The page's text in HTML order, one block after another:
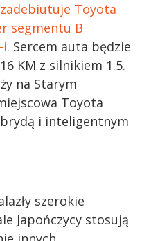
Toyota
segmentu B
Sercem auta będzie
KM z silnikiem 1.5.
na Starym
Toyota
i inteligentnym
szerokie
Japończycy stosują